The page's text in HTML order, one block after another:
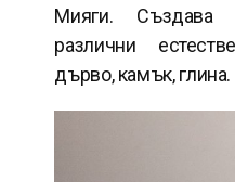
Мияги. Създава
различни
дърво, камък, глина.